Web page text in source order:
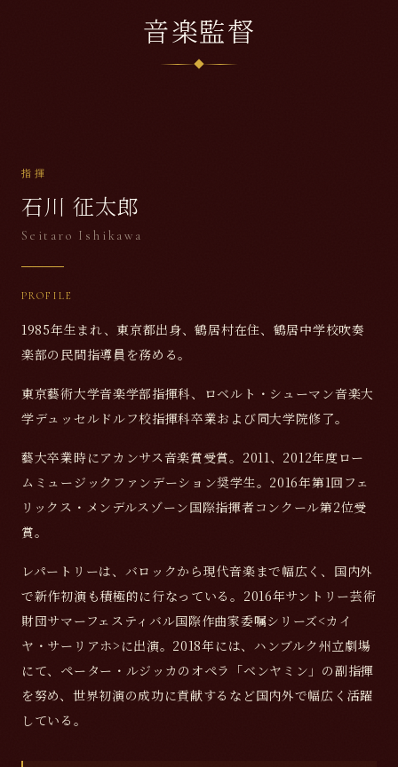
音楽監督
指揮
石川 征太郎
Seitaro Ishikawa
PROFILE
1985年生まれ、東京都出身、鶴居村在住、鶴居中学校吹奏
楽部の民間指導員を務める。
東京藝術大学音楽学部指揮科、ロベルト・シューマン音楽大
学デュッセルドルフ校指揮科卒業および同大学院修了。
藝大卒業時にアカンサス音楽賞受賞。2011、2012年度ロー
ムミュージックファンデーション奨学生。2016年第1回フェ
リックス・メンデルスゾーン国際指揮者コンクール第2位受
賞。
レパートリーは、バロックから現代音楽まで幅広く、国内外
で新作初演も積極的に行なっている。2016年サントリー芸術
財団サマーフェスティバル国際作曲家委嘱シリーズ<カイ
ヤ・サーリアホ>に出演。2018年には、ハンブルク州立劇場
にて、ペーター・ルジッカのオペラ「ベンヤミン」の副指揮
を努め、世界初演の成功に貢献するなど国内外で幅広く活躍
している。